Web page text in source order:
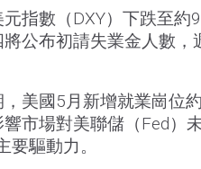
指數（DXY）下跌至
公布初請失業金人數
美國5月新增就業崗位
市場對美聯儲（Fed）
驅動力。